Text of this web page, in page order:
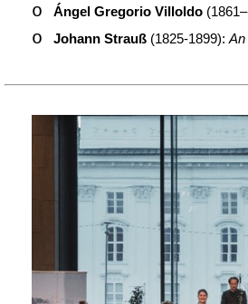
o Ángel Gregorio Villoldo
o Johann Strauß (1825-1899): An